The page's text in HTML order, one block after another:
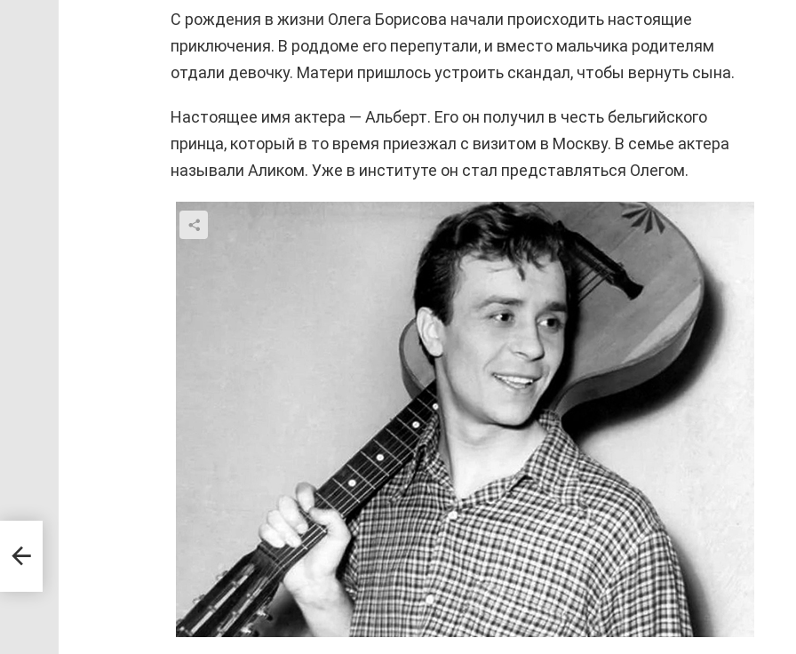
С рождения в жизни Олега Борисова начали происходить настоящие
приключения. В роддоме его перепутали, и вместо мальчика родителям
отдали девочку. Матери пришлось устроить скандал, чтобы вернуть сына.
Настоящее имя актера — Альберт. Его он получил в честь бельгийского
принца, который в то время приезжал с визитом в Москву. В семье актера
называли Аликом. Уже в институте он стал представляться Олегом.